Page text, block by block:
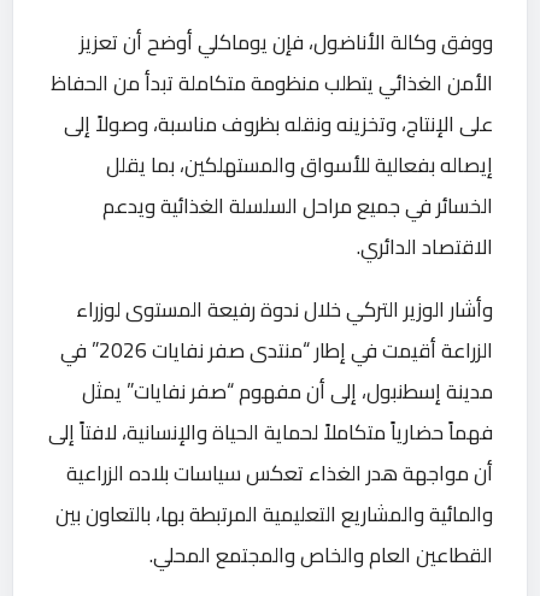
ووفق وكالة الأناضول، فإن يوماكلي أوضح أن تعزيز
الأمن الغذائي يتطلب منظومة متكاملة تبدأ من الحفاظ
على الإنتاج، وتخزينه ونقله بظروف مناسبة، وصولاً إلى
إيصاله بفعالية للأسواق والمستهلكين، بما يقلل
الخسائر في جميع مراحل السلسلة الغذائية ويدعم
الاقتصاد الدائري.
وأشار الوزير التركي خلال ندوة رفيعة المستوى لوزراء
الزراعة أقيمت في إطار “منتدى صفر نفايات 2026” في
مدينة إسطنبول، إلى أن مفهوم “صفر نفايات” يمثل
فهماً حضارياً متكاملاً لحماية الحياة والإنسانية، لافتاً إلى
أن مواجهة هدر الغذاء تعكس سياسات بلاده الزراعية
والمائية والمشاريع التعليمية المرتبطة بها، بالتعاون بين
القطاعين العام والخاص والمجتمع المحلي.